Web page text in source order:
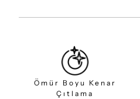
Ömür Boyu Kenar
Çıtlama